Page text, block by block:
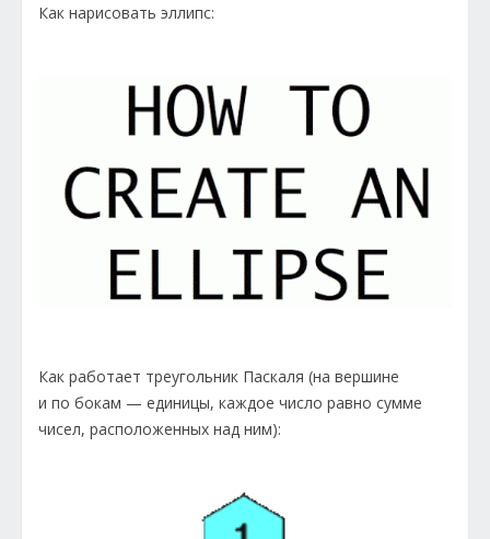
Как нарисовать эллипс:
Как работает треугольник Паскаля (на вершине
и по бокам — единицы, каждое число равно сумме
чисел, расположенных над ним):